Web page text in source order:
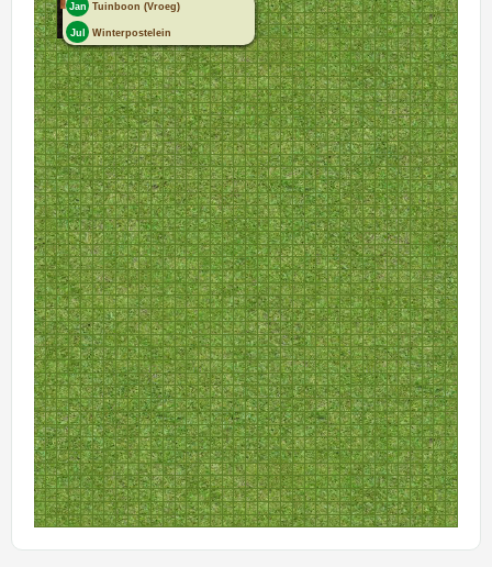
Jan Tuinboon (Vroeg)
Jul Winterpostelein